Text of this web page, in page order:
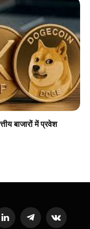
बाजारों में प्रवेश
LinkedInTelegramVKontakte